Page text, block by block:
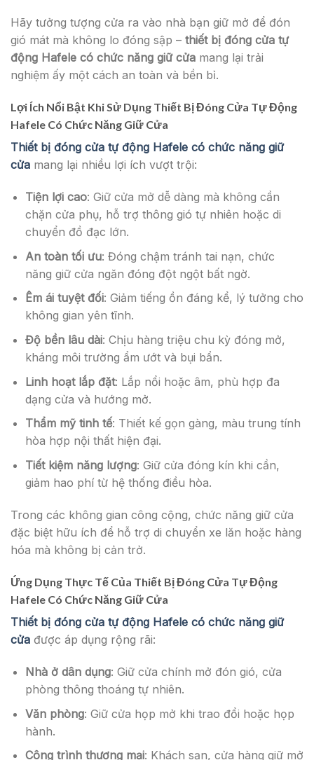
Hãy tưởng tượng cửa ra vào nhà bạn giữ mở để đón
gió mát mà không lo đóng sập – thiết bị đóng cửa tự
động Hafele có chức năng giữ cửa mang lại trải
nghiệm ấy một cách an toàn và bền bỉ.
Lợi Ích Nổi Bật Khi Sử Dụng Thiết Bị Đóng Cửa Tự Động
Hafele Có Chức Năng Giữ Cửa
Thiết bị đóng cửa tự động Hafele có chức năng giữ
cửa mang lại nhiều lợi ích vượt trội:
Tiện lợi cao: Giữ cửa mở dễ dàng mà không cần
chặn cửa phụ, hỗ trợ thông gió tự nhiên hoặc di
chuyển đồ đạc lớn.
An toàn tối ưu: Đóng chậm tránh tai nạn, chức
năng giữ cửa ngăn đóng đột ngột bất ngờ.
Êm ái tuyệt đối: Giảm tiếng ồn đáng kể, lý tưởng cho
không gian yên tĩnh.
Độ bền lâu dài: Chịu hàng triệu chu kỳ đóng mở,
kháng môi trường ẩm ướt và bụi bẩn.
Linh hoạt lắp đặt: Lắp nổi hoặc âm, phù hợp đa
dạng cửa và hướng mở.
Thẩm mỹ tinh tế: Thiết kế gọn gàng, màu trung tính
hòa hợp nội thất hiện đại.
Tiết kiệm năng lượng: Giữ cửa đóng kín khi cần,
giảm hao phí từ hệ thống điều hòa.
Trong các không gian công cộng, chức năng giữ cửa
đặc biệt hữu ích để hỗ trợ di chuyển xe lăn hoặc hàng
hóa mà không bị cản trở.
Ứng Dụng Thực Tế Của Thiết Bị Đóng Cửa Tự Động
Hafele Có Chức Năng Giữ Cửa
Thiết bị đóng cửa tự động Hafele có chức năng giữ
cửa được áp dụng rộng rãi:
Nhà ở dân dụng: Giữ cửa chính mở đón gió, cửa
phòng thông thoáng tự nhiên.
Văn phòng: Giữ cửa họp mở khi trao đổi hoặc họp
hành.
Công trình thương mại: Khách sạn, cửa hàng giữ mở